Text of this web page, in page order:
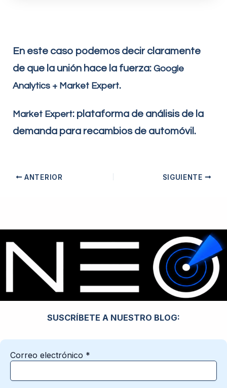
En este caso podemos decir claramente
de que la unión hace la fuerza:Google
Analytics + Market Expert.
Market Expert: plataforma de análisis de la
demanda para recambios de automóvil.
ANTERIOR SIGUIENTE
SUSCRÍBETE A NUESTRO BLOG:
Correo electrónico *